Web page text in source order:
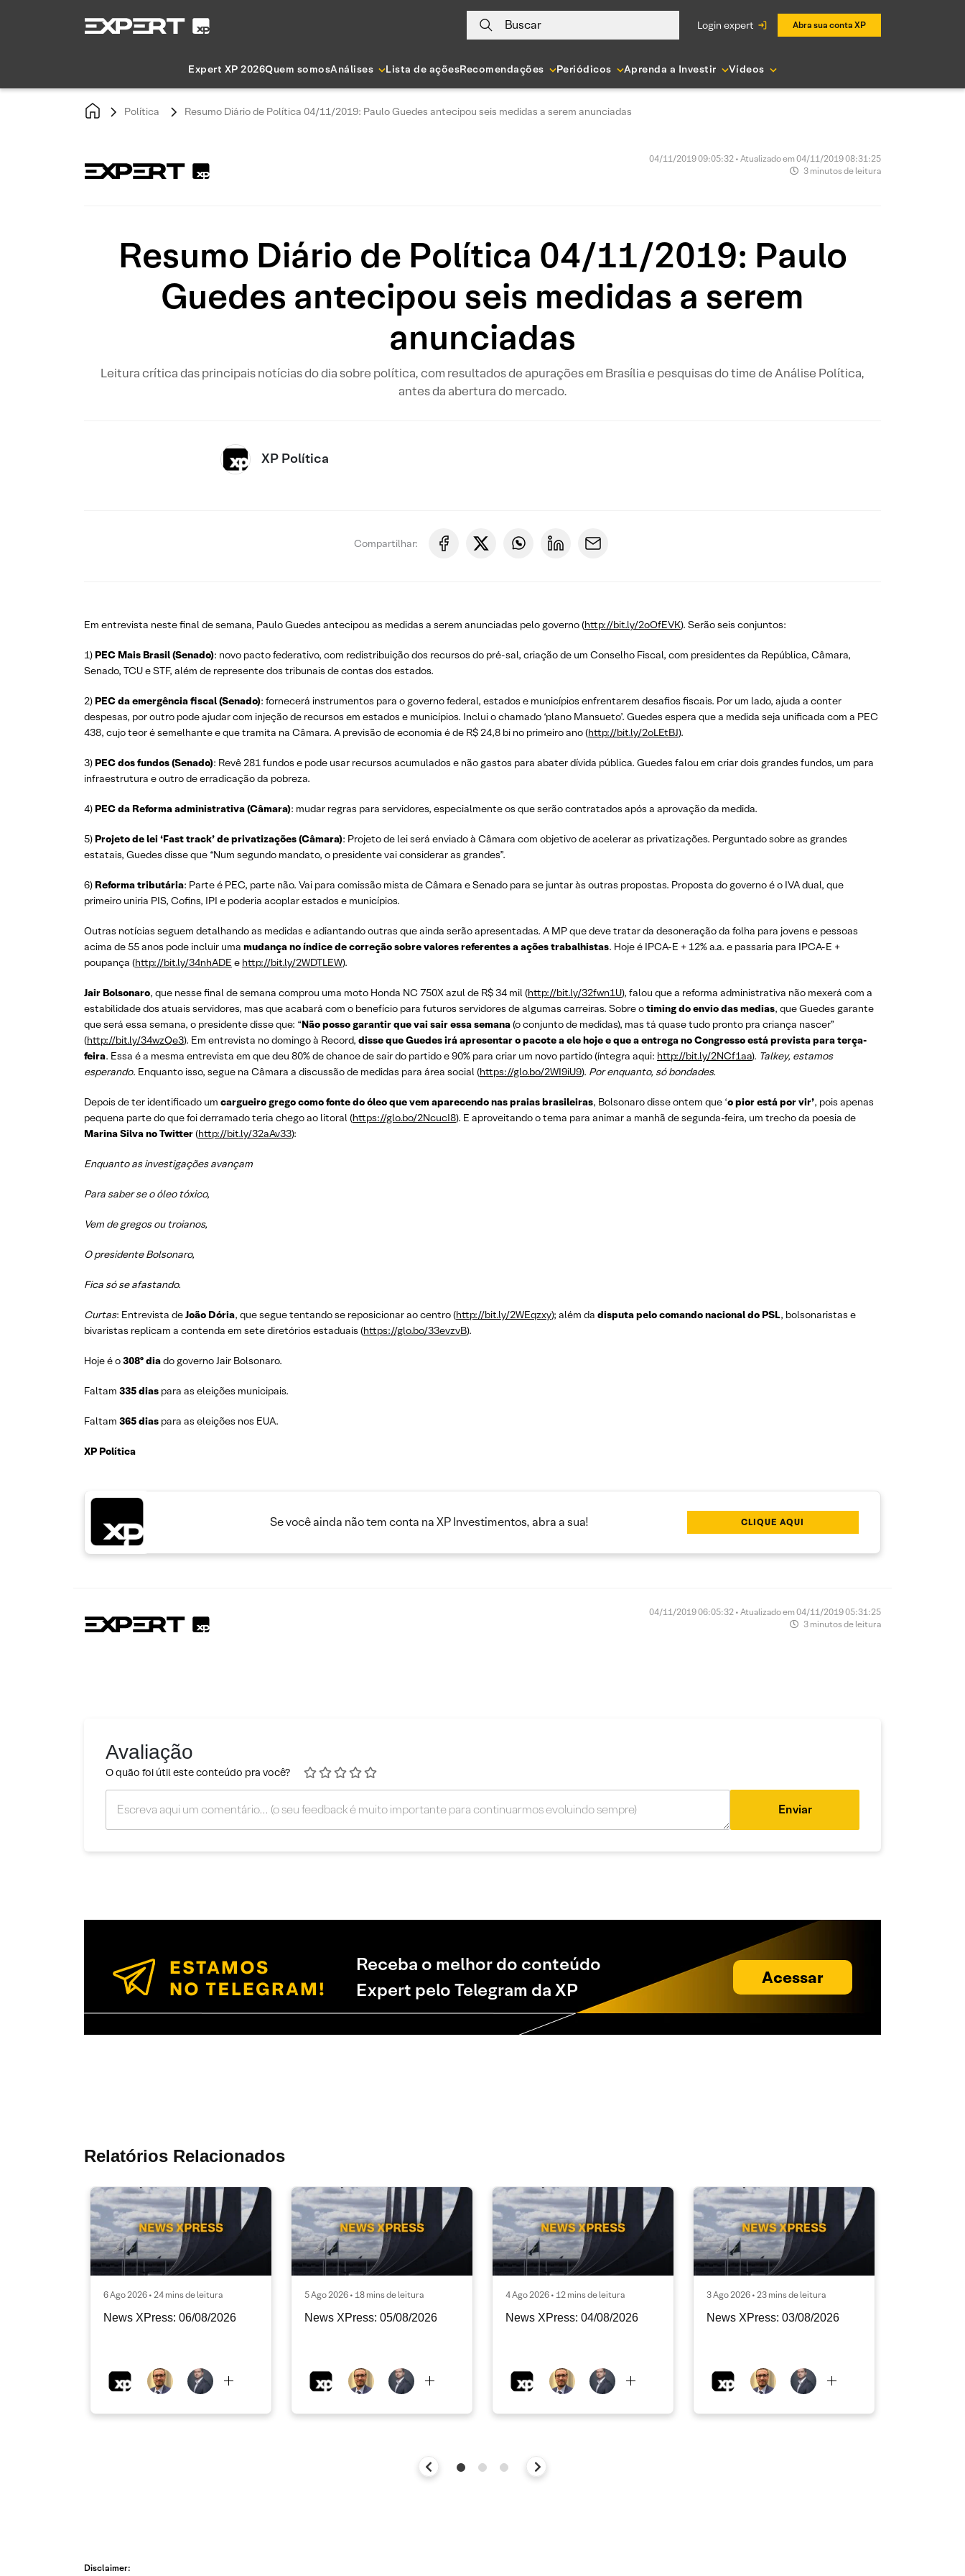
Buscar login expert Abra sua conta XP
Expert XP 2026Quem somosAnálises Lista de açõesRecomendações Periódicos Aprenda a Investir Vídeos
Política Resumo Diário de Política 04/11/2019: Paulo Guedes antecipou seis medidas a serem anunciadas
04/11/2019 09:05:32 • Atualizado em 04/11/2019 08:31:25
3 minutos de leitura
Resumo Diário de Política 04/11/2019: Paulo
Guedes antecipou seis medidas a serem
anunciadas
Leitura crítica das principais notícias do dia sobre política, com resultados de apurações em Brasília e pesquisas do time de Análise Política,
antes da abertura do mercado.
XP Política
Compartilhar:
Em entrevista neste final de semana, Paulo Guedes antecipou as medidas a serem anunciadas pelo governo (http://bit.ly/2oOfEVK). Serão seis conjuntos:
1) PEC Mais Brasil (Senado): novo pacto federativo, com redistribuição dos recursos do pré-sal, criação de um Conselho Fiscal, com presidentes da República, Câmara,
Senado, TCU e STF, além de represente dos tribunais de contas dos estados.
2) PEC da emergência fiscal (Senado): fornecerá instrumentos para o governo federal, estados e municípios enfrentarem desafios fiscais. Por um lado, ajuda a conter
despesas, por outro pode ajudar com injeção de recursos em estados e municípios. Inclui o chamado ‘plano Mansueto’. Guedes espera que a medida seja unificada com a PEC
438, cujo teor é semelhante e que tramita na Câmara. A previsão de economia é de R$ 24,8 bi no primeiro ano (http://bit.ly/2oLEtBJ).
3) PEC dos fundos(Senado): Revê 281 fundos e pode usar recursos acumulados e não gastos para abater dívida pública. Guedes falou em criar dois grandes fundos, um para
infraestrutura e outro de erradicação da pobreza.
4) PEC da Reforma administrativa (Câmara): mudar regras para servidores, especialmente os que serão contratados após a aprovação da medida.
5) Projeto de lei‘Fast track’ de privatizações (Câmara): Projeto de lei será enviado à Câmara com objetivo de acelerar as privatizações. Perguntado sobre as grandes
estatais, Guedes disse que “Num segundo mandato, o presidente vai considerar as grandes”.
6) Reforma tributária: Parte é PEC, parte não. Vai para comissão mista de Câmara e Senado para se juntar às outras propostas. Proposta do governo é o IVA dual, que
primeiro uniria PIS, Cofins, IPI e poderia acoplar estados e municípios.
Outras notícias seguem detalhando as medidas e adiantando outras que ainda serão apresentadas. A MP que deve tratar da desoneração da folha para jovens e pessoas
acima de 55 anos pode incluir uma mudança no índice de correção sobre valores referentes a ações trabalhistas. Hoje é IPCA-E + 12% a.a. e passaria para IPCA-E +
poupança (http://bit.ly/34nhADE e http://bit.ly/2WDTLEW).
Jair Bolsonaro, que nesse final de semana comprou uma moto Honda NC 750X azul de R$ 34 mil (http://bit.ly/32fwn1U), falou que a reforma administrativa não mexerá com a
estabilidade dos atuais servidores, mas que acabará com o benefício para futuros servidores de algumas carreiras. Sobre otiming do envio das medias, que Guedes garante
que será essa semana, o presidente disse que: “Não posso garantir que vai sair essa semana(o conjunto de medidas), mas tá quase tudo pronto pra criança nascer”
(http://bit.ly/34wzQe3). Em entrevista no domingo à Record, disse que Guedes irá apresentar o pacote a ele hoje e que a entrega no Congresso está prevista para terça-
feira. Essa é a mesma entrevista em que deu 80% de chance de sair do partido e 90% para criar um novo partido (íntegra aqui: http://bit.ly/2NCf1aa). Talkey, estamos
esperando. Enquanto isso, segue na Câmara a discussão de medidas para área social (https://glo.bo/2WI9iU9). Por enquanto, só bondades.
Depois de ter identificado um cargueiro grego como fonte do óleo que vem aparecendo nas praias brasileiras, Bolsonaro disse ontem que ‘o pior está por vir’, pois apenas
pequena parte do que foi derramado teria chego ao litoral (https://glo.bo/2NcucI8). E aproveitando o tema para animar a manhã de segunda-feira, um trecho da poesia de
Marina Silva no Twitter(http://bit.ly/32aAv33):
Enquanto as investigações avançam
Para saber se o óleo tóxico,
Vem de gregos ou troianos,
O presidente Bolsonaro,
Fica só se afastando.
Curtas: Entrevista deJoão Dória, que segue tentando se reposicionar ao centro (http://bit.ly/2WEqzxy); além da disputa pelo comando nacional do PSL, bolsonaristas e
bivaristas replicam a contenda em sete diretórios estaduais (https://glo.bo/33evzvB).
Hoje é o308º diado governo Jair Bolsonaro.
Faltam 335 dias para as eleições municipais.
Faltam 365 dias para as eleições nos EUA.
XP Política
Se você ainda não tem conta na XP Investimentos, abra a sua! CLIQUE AQUI
04/11/2019 06:05:32 • Atualizado em 04/11/2019 05:31:25
3 minutos de leitura
Avaliação
O quão foi útil este conteúdo pra você?
Enviar
Receba o melhor do conteúdo
Expert pelo Telegram da XP
Acessar
Relatórios Relacionados
6 Ago 2026 • 24 mins de leitura
News XPress: 06/08/2026
5 Ago 2026 • 18 mins de leitura
News XPress: 05/08/2026
4 Ago 2026 • 12 mins de leitura
News XPress: 04/08/2026
3 Ago 2026 • 23 mins de leitura
News XPress: 03/08/2026
Disclaimer: